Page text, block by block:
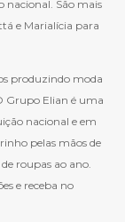
nacional. São mais
e Marialícia para
produzindo moda
Grupo Elian é uma
nacional e em
pelas mãos de
roupas ao ano.
e receba no